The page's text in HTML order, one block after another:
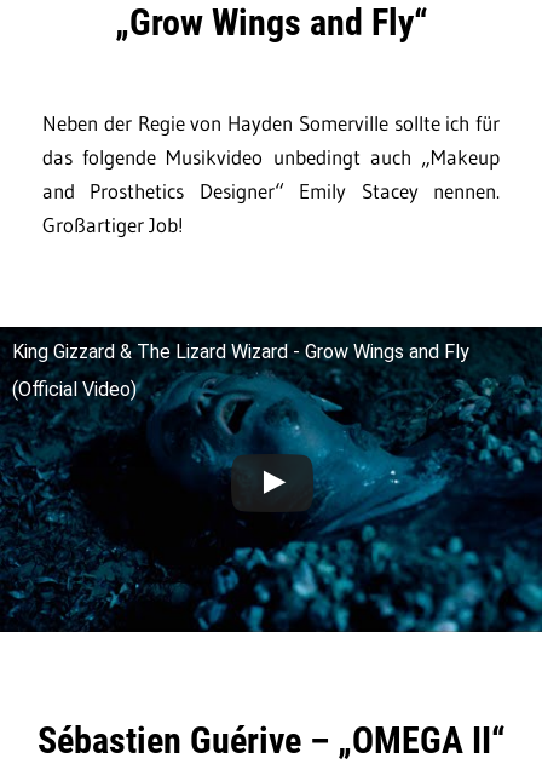
„Grow Wings and Fly“
Neben der Regie von Hayden Somerville sollte ich für
das folgende Musikvideo unbedingt auch „Makeup
and Prosthetics Designer“ Emily Stacey nennen.
Großartiger Job!
King Gizzard & The Lizard Wizard - Grow Wings and Fly
(Official Video)
Sébastien Guérive – „OMEGA II“